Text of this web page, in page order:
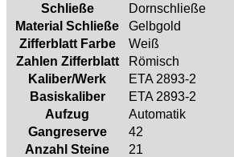
Schließe
Dornschließe
Material Schließe
Gelbgold
Zifferblatt Farbe
Weiß
Zahlen Zifferblatt
Römisch
Kaliber/Werk
ETA 2893‑2
Basiskaliber
ETA 2893‑2
Aufzug
Automatik
Gangreserve
42
Anzahl Steine
21